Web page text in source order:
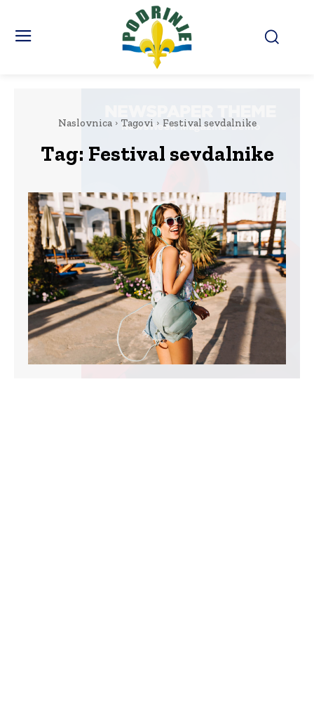
Naslovnica Tagovi Festival sevdalnike
Tag: Festival sevdalnike